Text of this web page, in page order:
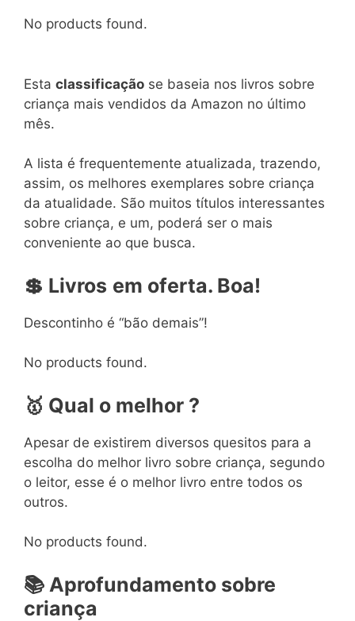
No products found.
Esta classificação se baseia nos livros sobre
criança mais vendidos da Amazon no último
mês.
A lista é frequentemente atualizada, trazendo,
assim, os melhores exemplares sobre criança
da atualidade. São muitos títulos interessantes
sobre criança, e um, poderá ser o mais
conveniente ao que busca.
💲 Livros em oferta. Boa!
Descontinho é “bão demais”!
No products found.
🥇 Qual o melhor ?
Apesar de existirem diversos quesitos para a
escolha do melhor livro sobre criança, segundo
o leitor, esse é o melhor livro entre todos os
outros.
No products found.
📚 Aprofundamento sobre
criança